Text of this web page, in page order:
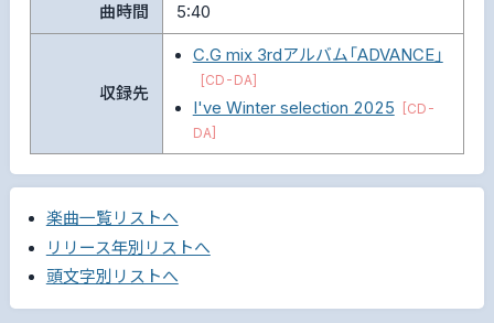
曲時間 5:40
収録先
C.G mix 3rdアルバム「ADVANCE」
[CD-DA]
I've Winter selection 2025
[CD-
DA]
楽曲一覧リストへ
リリース年別リストへ
頭文字別リストへ